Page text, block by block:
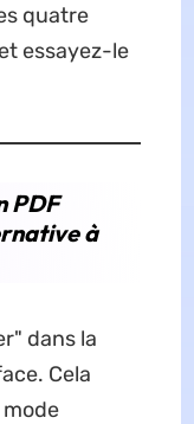
quatre
essayez-le
PDF
à
dans la
Cela